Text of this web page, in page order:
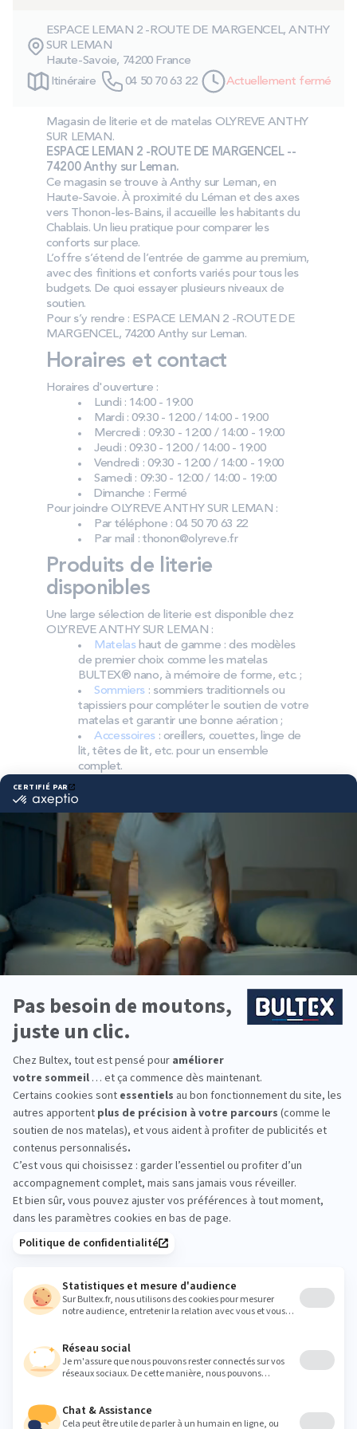
Technologie bultex
Nos engagements
Storelocator
ContactMon compte
ESPACE LEMAN 2 -ROUTE DE MARGENCEL, ANTHY
SUR LEMAN
Haute-Savoie, 74200 France
Itinéraire
04 50 70 63 22 Actuellement fermé
Magasin de literie et de matelas OLYREVE ANTHY
SUR LEMAN.
ESPACE LEMAN 2 -ROUTE DE MARGENCEL --
74200 Anthy sur Leman.
Ce magasin se trouve à Anthy sur Leman, en
Haute-Savoie. À proximité du Léman et des axes
vers Thonon-les-Bains, il accueille les habitants du
Chablais. Un lieu pratique pour comparer les
conforts sur place.
L’offre s’étend de l’entrée de gamme au premium,
avec des finitions et conforts variés pour tous les
budgets. De quoi essayer plusieurs niveaux de
soutien.
Pour s’y rendre : ESPACE LEMAN 2 -ROUTE DE
MARGENCEL, 74200 Anthy sur Leman.
Horaires et contact
Horaires d'ouverture :
Lundi : 14:00 - 19:00
Mardi : 09:30 - 12:00 / 14:00 - 19:00
Mercredi : 09:30 - 12:00 / 14:00 - 19:00
Jeudi : 09:30 - 12:00 / 14:00 - 19:00
Vendredi : 09:30 - 12:00 / 14:00 - 19:00
Samedi : 09:30 - 12:00 / 14:00 - 19:00
Dimanche : Fermé
Pour joindre OLYREVE ANTHY SUR LEMAN :
Par téléphone : 04 50 70 63 22
Par mail : thonon@olyreve.fr
Produits de literie
disponibles
Une large sélection de literie est disponible chez
OLYREVE ANTHY SUR LEMAN :
Matelashaut de gamme : des modèles
de premier choix comme les matelas
BULTEX® nano, à mémoire de forme, etc. ;
Sommiers : sommiers traditionnels ou
tapissiers pour compléter le soutien de votre
matelas et garantir une bonne aération ;
Accessoires: oreillers, couettes, linge de
lit, têtes de lit, etc. pour un ensemble
complet.
Pourquoi choisir Bultex
comme literie ?
Bultex est la marque de literie la plus détenue par
les Français*. Un savoir-faire reconnu, des
technologies éprouvées et des produits pensés
pour durer.
Chaque dormeur a ses préférences. Chez Bultex, la
gamme couvre plusieurs fermetés et se marie
avec le bon sommier pour obtenir un soutien précis
et un confort stable nuit après nuit.
Envie d’équiper toute la famille ? Des matelas pour
enfants, ados et adultes sont disponibles, avec des
dimensions et conforts adaptés aux usages de
chacun.
*Marque la plus détenue : 18 599 personnes
interrogées de février 2019 à mars 2025. Institut
Iligo.
OLYREVE ANTHY SUR
LEMAN : essayez avant
d’acheter
Rendez-vous en magasin pour vous allonger,
changer de position et comparer les sensations.
Prenez quelques minutes sur chaque modèle, avec
ou sans oreiller, afin d’identifier le confort qui vous
convient vraiment. Tester sur place reste le meilleur
Heures
Lundi
Mardi 09:30 - 12:00 14:00 - 19:00
Jeudi 09:30 - 12:00 14:00 - 19:00